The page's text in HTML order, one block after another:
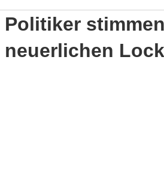
Politiker
neuerlichen